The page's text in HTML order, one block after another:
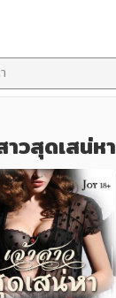
าวสุดเสน่หา